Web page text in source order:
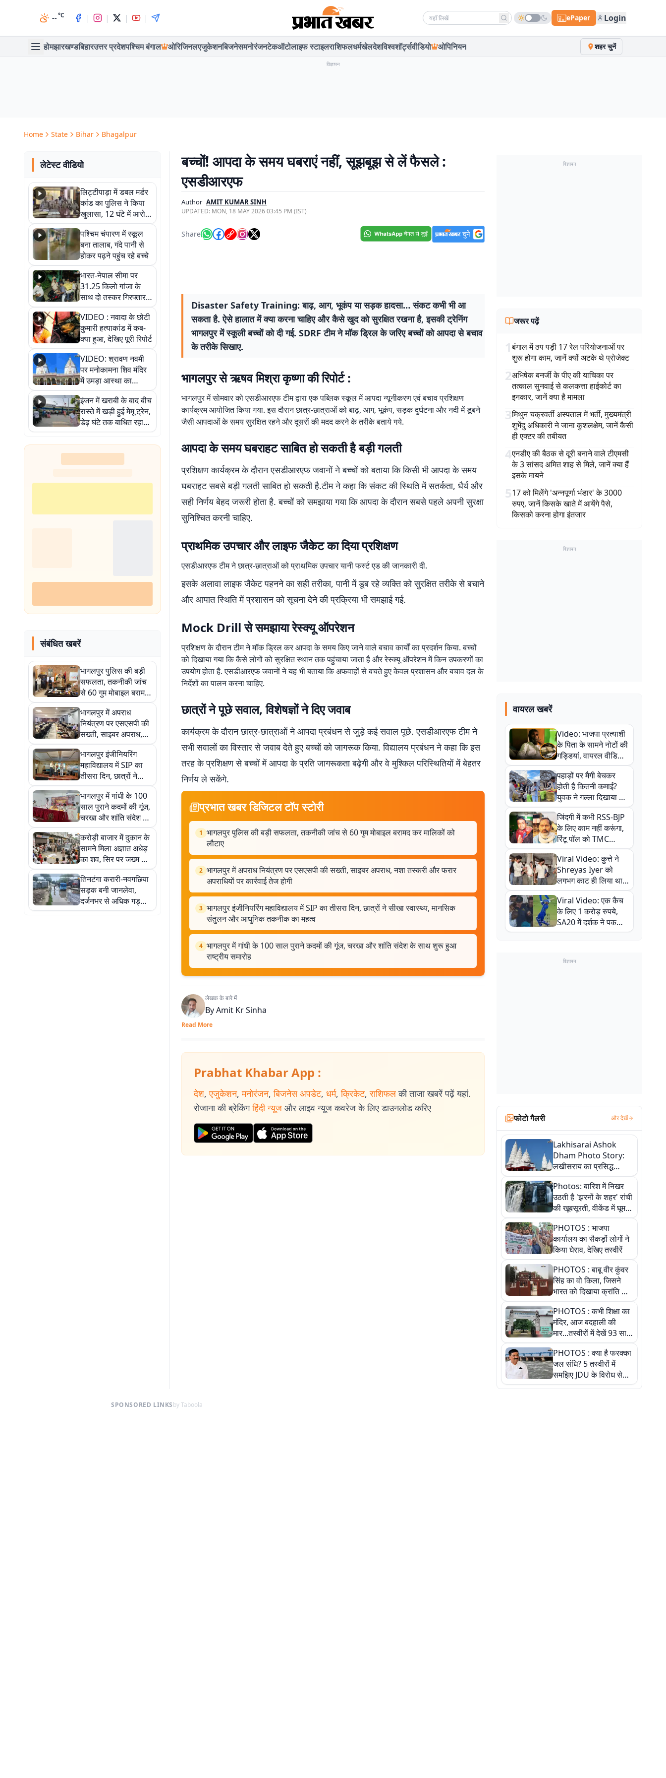
--°C | | | | Search news ePaper Login
होमझारखण्डबिहारउत्तर प्रदेशपश्चिम बंगाल ओरिजिनलएजुकेशनबिजनेसमनोरंजनटेकऑटोलाइफ स्टाइलराशिफलधर्मखेलदेशविश्वशॉर्ट्सवीडियो ओपिनियन शहर चुनें
विज्ञापन
Home State Bihar Bhagalpur
लेटेस्ट वीडियो
लिट्टीपाड़ा में डबल मर्डर
कांड का पुलिस ने किया
खुलासा, 12 घंटे में आरोपी
गिरफ्तार
पश्चिम चंपारण में स्कूल
बना तालाब, गंदे पानी से
होकर पढ़ने पहुंच रहे बच्चे
भारत-नेपाल सीमा पर
31.25 किलो गांजा के
साथ दो तस्कर गिरफ्तार,
नेपाली नंबर की बाइक
जब्त
VIDEO : नवादा के छोटी
कुमारी हत्याकांड में कब-
क्या हुआ, देखिए पूरी रिपोर्ट
VIDEO: श्रावण नवमी
पर मनोकामना शिव मंदिर
में उमड़ा आस्था का
सैलाब, हर-हर महादेव के
जयघोष से गूंजा परिसर
इंजन में खराबी के बाद बीच
रास्ते में खड़ी हुई मेमू ट्रेन,
डेढ़ घंटे तक बाधित रहा
आवागमन
संबंधित खबरें
भागलपुर पुलिस की बड़ी
सफलता, तकनीकी जांच
से 60 गुम मोबाइल बरामद
कर मालिकों को लौटाए
भागलपुर में अपराध
नियंत्रण पर एसएसपी की
सख्ती, साइबर अपराध,
नशा तस्करी और फरार
अपराधियों पर कार्रवाई तेज
होगी
भागलपुर इंजीनियरिंग
महाविद्यालय में SIP का
तीसरा दिन, छात्रों ने
सीखा स्वास्थ्य, मानसिक
संतुलन और आधुनिक
तकनीक का महत्व
भागलपुर में गांधी के 100
साल पुराने कदमों की गूंज,
चरखा और शांति संदेश के
साथ शुरू हुआ राष्ट्रीय
समारोह
करोड़ी बाजार में दुकान के
सामने मिला अज्ञात अधेड़
का शव, सिर पर जख्म के
निशान
तिनटंगा करारी-नवगछिया
सड़क बनी जानलेवा,
दर्जनभर से अधिक गड्ढों
के कारण रोजाना हादसों
बच्चों! आपदा के समय घबराएं नहीं, सूझबूझ से लें फैसले :
एसडीआरएफ
Author AMIT KUMAR SINH
UPDATED: MON, 18 MAY 2026 03:45 PM (IST)
Share
Disaster Safety Training: बाढ़, आग, भूकंप या सड़क हादसा… संकट कभी भी आ
सकता है. ऐसे हालात में क्या करना चाहिए और कैसे खुद को सुरक्षित रखना है, इसकी ट्रेनिंग
भागलपुर में स्कूली बच्चों को दी गई. SDRF टीम ने मॉक ड्रिल के जरिए बच्चों को आपदा से बचाव
के तरीके सिखाए.
भागलपुर से ऋषव मिश्रा कृष्णा की रिपोर्ट :
भागलपुर में सोमवार को एसडीआरएफ टीम द्वारा एक पब्लिक स्कूल में आपदा न्यूनीकरण एवं बचाव प्रशिक्षण
कार्यक्रम आयोजित किया गया. इस दौरान छात्र-छात्राओं को बाढ़, आग, भूकंप, सड़क दुर्घटना और नदी में डूबने
जैसी आपदाओं के समय सुरक्षित रहने और दूसरों की मदद करने के तरीके बताये गये.
आपदा के समय घबराहट साबित हो सकती है बड़ी गलती
प्रशिक्षण कार्यक्रम के दौरान एसडीआरएफ जवानों ने बच्चों को बताया कि किसी भी आपदा के समय
घबराहट सबसे बड़ी गलती साबित हो सकती है.टीम ने कहा कि संकट की स्थिति में सतर्कता, धैर्य और
सही निर्णय बेहद जरूरी होता है. बच्चों को समझाया गया कि आपदा के दौरान सबसे पहले अपनी सुरक्षा
सुनिश्चित करनी चाहिए.
प्राथमिक उपचार और लाइफ जैकेट का दिया प्रशिक्षण
एसडीआरएफ टीम ने छात्र-छात्राओं को प्राथमिक उपचार यानी फर्स्ट एड की जानकारी दी.
इसके अलावा लाइफ जैकेट पहनने का सही तरीका, पानी में डूब रहे व्यक्ति को सुरक्षित तरीके से बचाने
और आपात स्थिति में प्रशासन को सूचना देने की प्रक्रिया भी समझाई गई.
Mock Drill से समझाया रेस्क्यू ऑपरेशन
प्रशिक्षण के दौरान टीम ने मॉक ड्रिल कर आपदा के समय किए जाने वाले बचाव कार्यों का प्रदर्शन किया. बच्चों
को दिखाया गया कि कैसे लोगों को सुरक्षित स्थान तक पहुंचाया जाता है और रेस्क्यू ऑपरेशन में किन उपकरणों का
उपयोग होता है. एसडीआरएफ जवानों ने यह भी बताया कि अफवाहों से बचते हुए केवल प्रशासन और बचाव दल के
निर्देशों का पालन करना चाहिए.
छात्रों ने पूछे सवाल, विशेषज्ञों ने दिए जवाब
कार्यक्रम के दौरान छात्र-छात्राओं ने आपदा प्रबंधन से जुड़े कई सवाल पूछे. एसडीआरएफ टीम ने
सभी सवालों का विस्तार से जवाब देते हुए बच्चों को जागरूक किया. विद्यालय प्रबंधन ने कहा कि इस
तरह के प्रशिक्षण से बच्चों में आपदा के प्रति जागरूकता बढ़ेगी और वे मुश्किल परिस्थितियों में बेहतर
निर्णय ले सकेंगे.
प्रभात खबर डिजिटल टॉप स्टोरी
1 भागलपुर पुलिस की बड़ी सफलता, तकनीकी जांच से 60 गुम मोबाइल बरामद कर मालिकों को
लौटाए
2 भागलपुर में अपराध नियंत्रण पर एसएसपी की सख्ती, साइबर अपराध, नशा तस्करी और फरार
अपराधियों पर कार्रवाई तेज होगी
3 भागलपुर इंजीनियरिंग महाविद्यालय में SIP का तीसरा दिन, छात्रों ने सीखा स्वास्थ्य, मानसिक
संतुलन और आधुनिक तकनीक का महत्व
4 भागलपुर में गांधी के 100 साल पुराने कदमों की गूंज, चरखा और शांति संदेश के साथ शुरू हुआ
राष्ट्रीय समारोह
लेखक के बारे में
ByAmit Kr Sinha
Read More
Prabhat Khabar App :
देश, एजुकेशन, मनोरंजन, बिजनेस अपडेट, धर्म, क्रिकेट, राशिफल की ताजा खबरें पढ़ें यहां.
रोजाना की ब्रेकिंग हिंदी न्यूज और लाइव न्यूज कवरेज के लिए डाउनलोड करिए
विज्ञापन
जरूर पढ़ें
1बंगाल में ठप पड़ी 17 रेल परियोजनाओं पर
शुरू होगा काम, जानें क्यों अटके थे प्रोजेक्ट
2अभिषेक बनर्जी के पीए की याचिका पर
तत्काल सुनवाई से कलकत्ता हाईकोर्ट का
इनकार, जानें क्या है मामला
3मिथुन चक्रवर्ती अस्पताल में भर्ती, मुख्यमंत्री
शुभेंदु अधिकारी ने जाना कुशलक्षेम, जानें कैसी
ही एक्टर की तबीयत
4एनडीए की बैठक से दूरी बनाने वाले टीएमसी
के 3 सांसद अमित शाह से मिले, जानें क्या हैं
इसके मायने
517 को मिलेंगे 'अन्नपूर्णा भंडार' के 3000
रुपए, जानें किसके खाते में आयेंगे पैसे,
किसको करना होगा इंतजार
विज्ञापन
वायरल खबरें
Video: भाजपा प्रत्याशी
के पिता के सामने नोटों की
गड्डियां, वायरल वीडियो
से राजनीति में उबाल,
अजित महतो बोले- TMC
की गंदी चाल
पहाड़ों पर मैगी बेचकर
होती है कितनी कमाई?
युवक ने गल्ला दिखाया तो
नौकरी वालों के खड़े हो गए
कान
जिंदगी में कभी RSS-BJP
के लिए काम नहीं करूंगा,
रिंटू पॉल को TMC
ऑफिस में ले जाकर पीटा,
Video वायरल
Viral Video: कुत्ते ने
Shreyas Iyer को
लगभग काट ही लिया था,
न्यूजीलैंड सीरीज से पहले
बाल-बाल बचे
Viral Video: एक कैच
के लिए 1 करोड़ रुपये,
SA20 में दर्शक ने पकड़ा
एक हाथ से गजब का कैच
विज्ञापन
फोटो गैलरी और देखें
Lakhisarai Ashok
Dham Photo Story:
लखीसराय का प्रसिद्ध
अशोक धाम—आस्था,
श्रृंगार, अनुष्ठान और
अलौकिक संध्या आरती के
विहंगम दृश्य
Photos: बारिश में निखर
उठती है 'झरनों के शहर' रांची
की खूबसूरती, वीकेंड में घूम
आएं ये 5 वादियां
PHOTOS : भाजपा
कार्यालय का सैकड़ों लोगों ने
किया घेराव, देखिए तस्वीरें
PHOTOS : बाबू वीर कुंवर
सिंह का वो किला, जिसने
भारत को दिखाया क्रांति का
रास्ता: तस्वीरों में देखिए
PHOTOS : कभी शिक्षा का
मंदिर, आज बदहाली की
मार...तस्वीरों में देखें 93 साल
पुराने इस हाई स्कूल की
हकीकत
PHOTOS : क्या है फरक्का
जल संधि? 5 तस्वीरों में
समझिए JDU के विरोध से
लेकर बिहार पर असर तक
SPONSORED LINKSby Taboola